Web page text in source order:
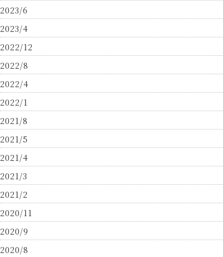
2023/6
2023/4
2022/12
2022/8
2022/4
2022/1
2021/8
2021/5
2021/4
2021/3
2021/2
2020/11
2020/9
2020/8